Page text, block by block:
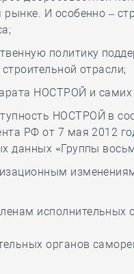
И особенно –
политику
отрасли;
НОСТРОЙ и
НОСТРОЙ в
РФ от 7 мая 2012
данных «Группы
исполнительных
органов